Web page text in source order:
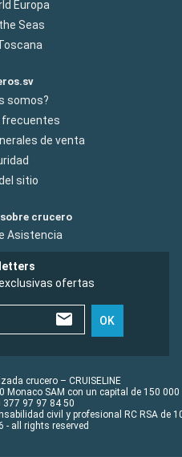
Europa
Seas
somos?
de venta
sitio
crucero
Asistencia
ofertas
OK
crucero – CRUISELINE
Monaco SAM con un capital de 150 000
377 97 97 84 50
civil y profesional RC RSA de
- all rights reserved